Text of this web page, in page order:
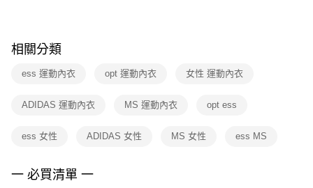
※ 交易是否成功請以「AFTEE先享後付 」之結帳頁面顯示為準，若有關於
是否繳費成功／繳費後需取消欲退款等相關疑問，請聯繫「AFTEE先享後付
客戶支援中心」 https://netprotections.freshdesk.com/support/home
１．透過由恩沛科技股份有限公司提供之「AFTEE先享後付」服務完成之交
權轉讓予恩沛科技股份有限公司。
３．未成年的使用者請事先徵得法定代理人或監護人之同意方可使用
「AFTEE先享後付」，若未經同意申辦者引起之損失，本公司不負相關責
相關分類
ess 運動內衣 opt 運動內衣 女性 運動內衣
ADIDAS 運動內衣 MS 運動內衣 opt ess
ess 女性 ADIDAS 女性 MS 女性 ess MS
一 必買清單 一